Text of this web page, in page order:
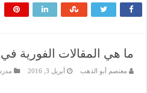
ما هي المقالات الفورية
معتصم أبو الذهب أبريل 3, 2016